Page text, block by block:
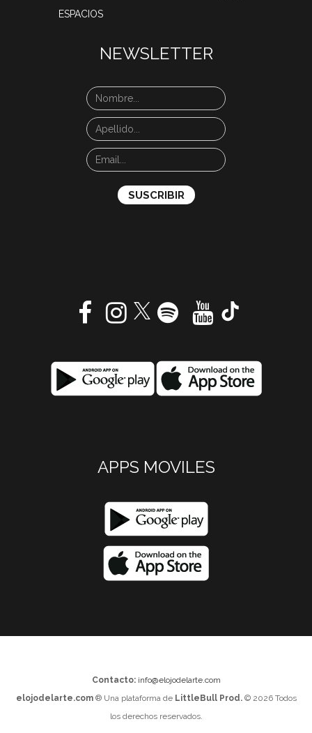
ESPACIOS
NEWSLETTER
APPS MOVILES
Contacto: info@elojodelarte.com
elojodelarte.com® Una plataforma de LittleBull Prod.© 2026 Todos
los derechos reservados.